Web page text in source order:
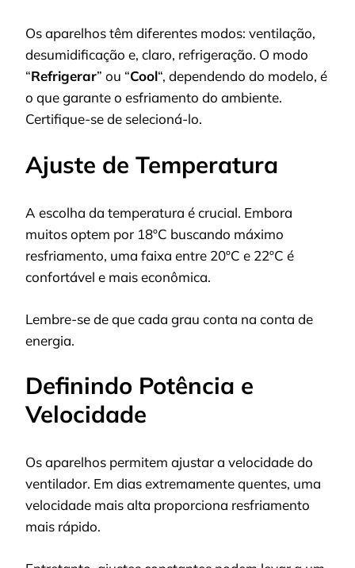
Os aparelhos têm diferentes modos: ventilação,
desumidificação e, claro, refrigeração. O modo
“Refrigerar” ou “Cool“, dependendo do modelo, é
o que garante o esfriamento do ambiente.
Certifique-se de selecioná-lo.
Ajuste de Temperatura
A escolha da temperatura é crucial. Embora
muitos optem por 18ºC buscando máximo
resfriamento, uma faixa entre 20ºC e 22ºC é
confortável e mais econômica.
Lembre-se de que cada grau conta na conta de
energia.
Definindo Potência e
Velocidade
Os aparelhos permitem ajustar a velocidade do
ventilador. Em dias extremamente quentes, uma
velocidade mais alta proporciona resfriamento
mais rápido.